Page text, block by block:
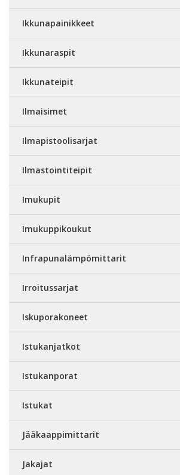
Ikkunapainikkeet
Ikkunaraspit
Ikkunateipit
Ilmaisimet
Ilmapistoolisarjat
Ilmastointiteipit
Imukupit
Imukuppikoukut
Infrapunalämpömittarit
Irroitussarjat
Iskuporakoneet
Istukanjatkot
Istukanporat
Istukat
Jääkaappimittarit
Jakajat